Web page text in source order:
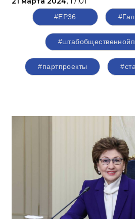
#ЕР36
#партпроекты